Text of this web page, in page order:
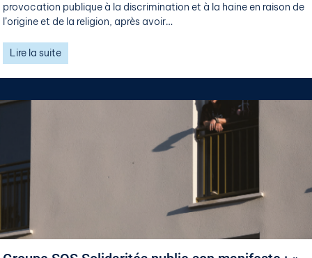
provocation publique à la discrimination et à la haine en raison de
l’origine et de la religion, après avoir…
Lire la suite